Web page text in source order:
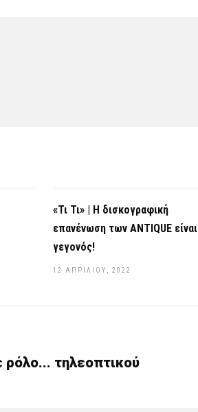
«Τι Τι» | Η δισκογραφική
επανένωση των ANTIQUE είναι
γεγονός!
12 ΑΠΡΙΛΊΟΥ, 2022
τηλεοπτικού